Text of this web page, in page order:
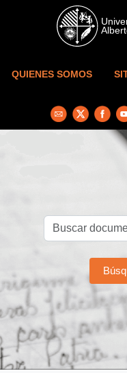
Skip to main content
QUIENES SOMOS